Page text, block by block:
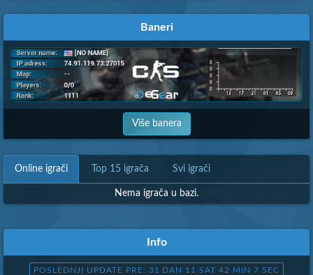
Baneri
Više banera
Online igrači Top 15 igrača Svi igrači
Nema igrača u bazi.
Info
POSLEDNJI UPDATE PRE: 31 DAN 11 SAT 42 MIN 8 SEC